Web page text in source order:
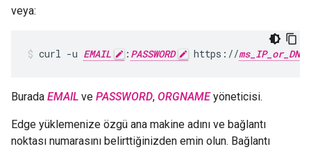
veya:
curl -u EMAIL : PASSWORD https://ms_IP_or_DNS
Burada EMAIL ve PASSWORD, ORGNAMEyöneticisi.
Edge yüklemenize özgü ana makine adını ve bağlantı
noktası numarasını belirttiğinizden emin olun. Bağlantı